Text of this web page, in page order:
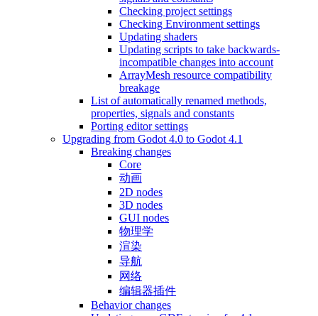
Checking project settings
Checking Environment settings
Updating shaders
Updating scripts to take backwards-
incompatible changes into account
ArrayMesh resource compatibility
breakage
List of automatically renamed methods,
properties, signals and constants
Porting editor settings
Upgrading from Godot 4.0 to Godot 4.1
Breaking changes
Core
动画
2D nodes
3D nodes
GUI nodes
物理学
渲染
导航
网络
编辑器插件
Behavior changes